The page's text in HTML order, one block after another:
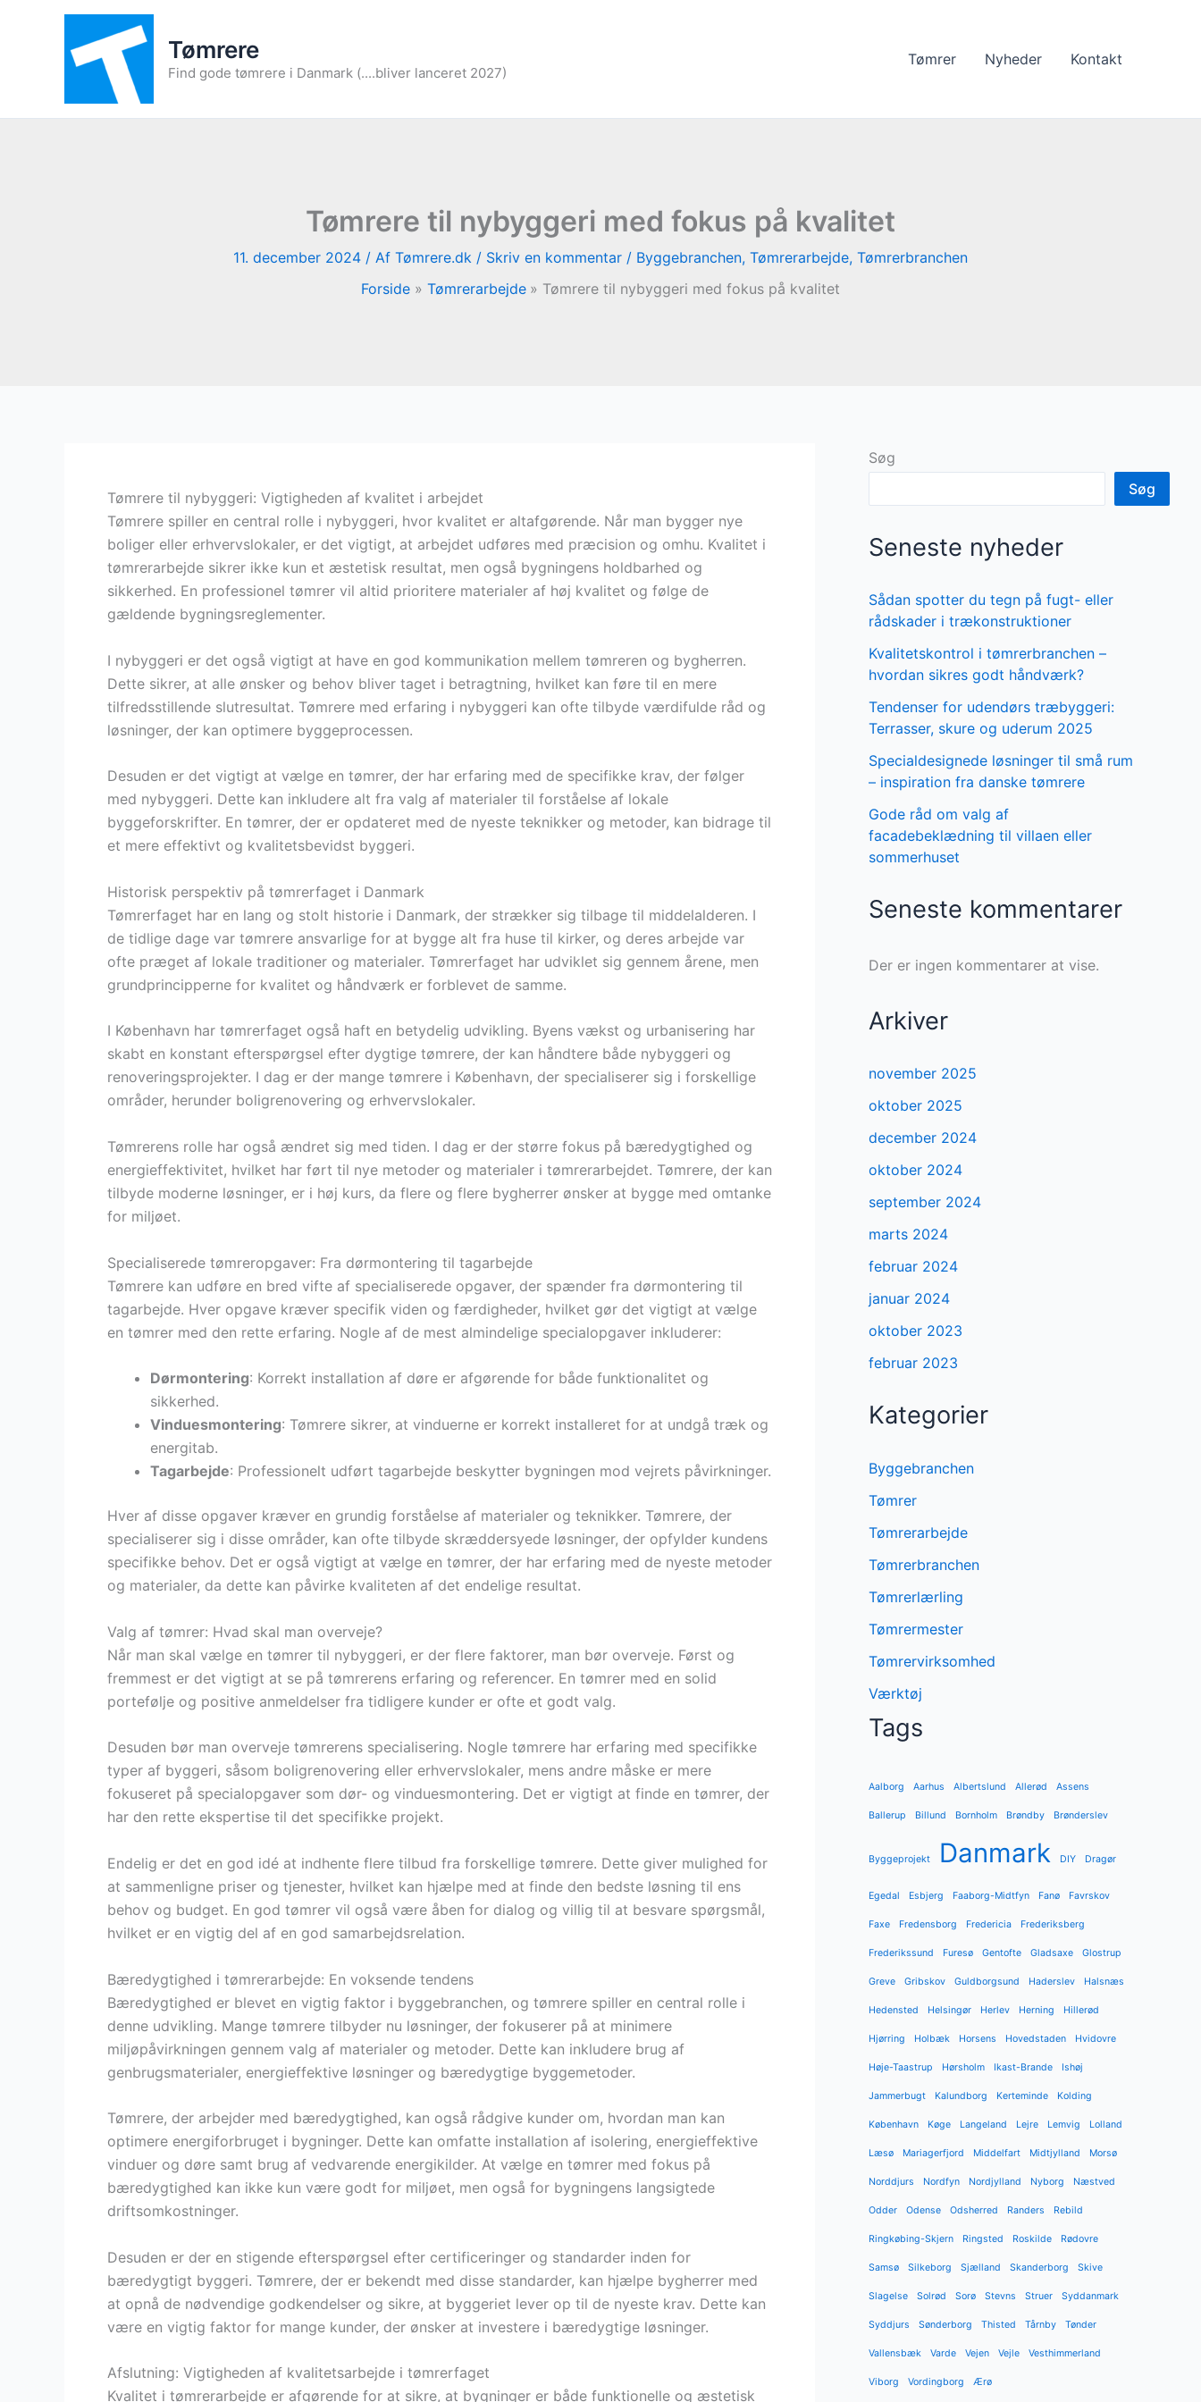
Tømrere
Find gode tømrere i Danmark (....bliver lanceret 2027)
Tømrer Nyheder Kontakt
Tømrere til nybyggeri med fokus på kvalitet
11. december 2024 / Af Tømrere.dk / Skriv en kommentar / Byggebranchen, Tømrerarbejde, Tømrerbranchen
Forside
Tømrerarbejde Tømrere til nybyggeri med fokus på kvalitet
Tømrere til nybyggeri: Vigtigheden af kvalitet i arbejdet
Tømrere spiller en central rolle i nybyggeri, hvor kvalitet er altafgørende. Når man bygger nye
boliger eller erhvervslokaler, er det vigtigt, at arbejdet udføres med præcision og omhu. Kvalitet i
tømrerarbejde sikrer ikke kun et æstetisk resultat, men også bygningens holdbarhed og
sikkerhed. En professionel tømrer vil altid prioritere materialer af høj kvalitet og følge de
gældende bygningsreglementer.
I nybyggeri er det også vigtigt at have en god kommunikation mellem tømreren og bygherren.
Dette sikrer, at alle ønsker og behov bliver taget i betragtning, hvilket kan føre til en mere
tilfredsstillende slutresultat. Tømrere med erfaring i nybyggeri kan ofte tilbyde værdifulde råd og
løsninger, der kan optimere byggeprocessen.
Desuden er det vigtigt at vælge en tømrer, der har erfaring med de specifikke krav, der følger
med nybyggeri. Dette kan inkludere alt fra valg af materialer til forståelse af lokale
byggeforskrifter. En tømrer, der er opdateret med de nyeste teknikker og metoder, kan bidrage til
et mere effektivt og kvalitetsbevidst byggeri.
Historisk perspektiv på tømrerfaget i Danmark
Tømrerfaget har en lang og stolt historie i Danmark, der strækker sig tilbage til middelalderen. I
de tidlige dage var tømrere ansvarlige for at bygge alt fra huse til kirker, og deres arbejde var
ofte præget af lokale traditioner og materialer. Tømrerfaget har udviklet sig gennem årene, men
grundprincipperne for kvalitet og håndværk er forblevet de samme.
I København har tømrerfaget også haft en betydelig udvikling. Byens vækst og urbanisering har
skabt en konstant efterspørgsel efter dygtige tømrere, der kan håndtere både nybyggeri og
renoveringsprojekter. I dag er der mange tømrere i København, der specialiserer sig i forskellige
områder, herunder boligrenovering og erhvervslokaler.
Tømrerens rolle har også ændret sig med tiden. I dag er der større fokus på bæredygtighed og
energieffektivitet, hvilket har ført til nye metoder og materialer i tømrerarbejdet. Tømrere, der kan
tilbyde moderne løsninger, er i høj kurs, da flere og flere bygherrer ønsker at bygge med omtanke
for miljøet.
Specialiserede tømreropgaver: Fra dørmontering til tagarbejde
Tømrere kan udføre en bred vifte af specialiserede opgaver, der spænder fra dørmontering til
tagarbejde. Hver opgave kræver specifik viden og færdigheder, hvilket gør det vigtigt at vælge
en tømrer med den rette erfaring. Nogle af de mest almindelige specialopgaver inkluderer:
Dørmontering: Korrekt installation af døre er afgørende for både funktionalitet og
sikkerhed.
Vinduesmontering: Tømrere sikrer, at vinduerne er korrekt installeret for at undgå træk og
energitab.
Tagarbejde: Professionelt udført tagarbejde beskytter bygningen mod vejrets påvirkninger.
Hver af disse opgaver kræver en grundig forståelse af materialer og teknikker. Tømrere, der
specialiserer sig i disse områder, kan ofte tilbyde skræddersyede løsninger, der opfylder kundens
specifikke behov. Det er også vigtigt at vælge en tømrer, der har erfaring med de nyeste metoder
og materialer, da dette kan påvirke kvaliteten af det endelige resultat.
Valg af tømrer: Hvad skal man overveje?
Når man skal vælge en tømrer til nybyggeri, er der flere faktorer, man bør overveje. Først og
fremmest er det vigtigt at se på tømrerens erfaring og referencer. En tømrer med en solid
portefølje og positive anmeldelser fra tidligere kunder er ofte et godt valg.
Desuden bør man overveje tømrerens specialisering. Nogle tømrere har erfaring med specifikke
typer af byggeri, såsom boligrenovering eller erhvervslokaler, mens andre måske er mere
fokuseret på specialopgaver som dør- og vinduesmontering. Det er vigtigt at finde en tømrer, der
har den rette ekspertise til det specifikke projekt.
Endelig er det en god idé at indhente flere tilbud fra forskellige tømrere. Dette giver mulighed for
at sammenligne priser og tjenester, hvilket kan hjælpe med at finde den bedste løsning til ens
behov og budget. En god tømrer vil også være åben for dialog og villig til at besvare spørgsmål,
hvilket er en vigtig del af en god samarbejdsrelation.
Bæredygtighed i tømrerarbejde: En voksende tendens
Bæredygtighed er blevet en vigtig faktor i byggebranchen, og tømrere spiller en central rolle i
denne udvikling. Mange tømrere tilbyder nu løsninger, der fokuserer på at minimere
miljøpåvirkningen gennem valg af materialer og metoder. Dette kan inkludere brug af
genbrugsmaterialer, energieffektive løsninger og bæredygtige byggemetoder.
Tømrere, der arbejder med bæredygtighed, kan også rådgive kunder om, hvordan man kan
optimere energiforbruget i bygninger. Dette kan omfatte installation af isolering, energieffektive
vinduer og døre samt brug af vedvarende energikilder. At vælge en tømrer med fokus på
bæredygtighed kan ikke kun være godt for miljøet, men også for bygningens langsigtede
driftsomkostninger.
Desuden er der en stigende efterspørgsel efter certificeringer og standarder inden for
bæredygtigt byggeri. Tømrere, der er bekendt med disse standarder, kan hjælpe bygherrer med
at opnå de nødvendige godkendelser og sikre, at byggeriet lever op til de nyeste krav. Dette kan
være en vigtig faktor for mange kunder, der ønsker at investere i bæredygtige løsninger.
Afslutning: Vigtigheden af kvalitetsarbejde i tømrerfaget
Kvalitet i tømrerarbejde er afgørende for at sikre, at bygninger er både funktionelle og æstetisk
Søg
Søg
Seneste nyheder
Sådan spotter du tegn på fugt- eller
rådskader i trækonstruktioner
Kvalitetskontrol i tømrerbranchen –
hvordan sikres godt håndværk?
Tendenser for udendørs træbyggeri:
Terrasser, skure og uderum 2025
Specialdesignede løsninger til små rum
– inspiration fra danske tømrere
Gode råd om valg af
facadebeklædning til villaen eller
sommerhuset
Seneste kommentarer
Der er ingen kommentarer at vise.
Arkiver
november 2025
oktober 2025
december 2024
oktober 2024
september 2024
marts 2024
februar 2024
januar 2024
oktober 2023
februar 2023
Kategorier
Byggebranchen
Tømrer
Tømrerarbejde
Tømrerbranchen
Tømrerlærling
Tømrermester
Tømrervirksomhed
Værktøj
Tags
Aalborg Aarhus Albertslund Allerød Assens
Ballerup Billund Bornholm Brøndby Brønderslev
Byggeprojekt Danmark DIY Dragør
Egedal Esbjerg Faaborg-Midtfyn Fanø Favrskov
Faxe Fredensborg Fredericia Frederiksberg
Frederikssund Furesø Gentofte Gladsaxe Glostrup
Greve Gribskov Guldborgsund Haderslev Halsnæs
Hedensted Helsingør Herlev Herning Hillerød
Hjørring Holbæk Horsens Hovedstaden Hvidovre
Høje-Taastrup Hørsholm Ikast-Brande Ishøj
Jammerbugt Kalundborg Kerteminde Kolding
København Køge Langeland Lejre Lemvig Lolland
Læsø Mariagerfjord Middelfart Midtjylland Morsø
Norddjurs Nordfyn Nordjylland Nyborg Næstved
Odder Odense Odsherred Randers Rebild
Ringkøbing-Skjern Ringsted Roskilde Rødovre
Samsø Silkeborg Sjælland Skanderborg Skive
Slagelse Solrød Sorø Stevns Struer Syddanmark
Syddjurs Sønderborg Thisted Tårnby Tønder
Vallensbæk Varde Vejen Vejle Vesthimmerland
Viborg Vordingborg Ærø